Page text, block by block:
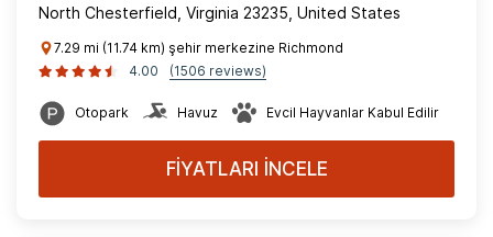
North Chesterfield, Virginia 23235, United States
7.29 mi (11.74 km) şehir merkezine Richmond
4.00
(1506 reviews)
Otopark Havuz Evcil Hayvanlar Kabul Edilir
FİYATLARI İNCELE